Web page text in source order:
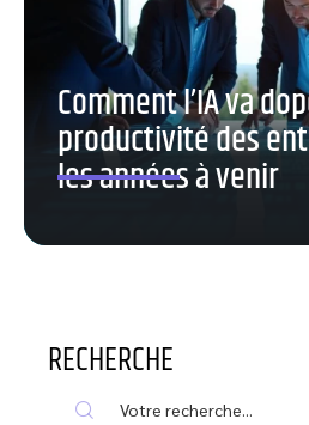
Comment l’IA va
productivité des
les années à venir
RECHERCHE